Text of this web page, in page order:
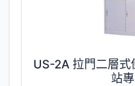
US-2A 拉門二層
站